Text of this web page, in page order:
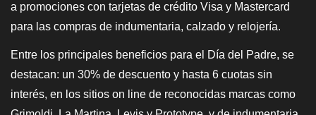
a promociones con tarjetas de crédito Visa y Mastercard
para las compras de indumentaria, calzado y relojería.
Entre los principales beneficios para el Día del Padre, se
destacan: un 30% de descuento y hasta 6 cuotas sin
interés, en los sitios on line de reconocidas marcas como